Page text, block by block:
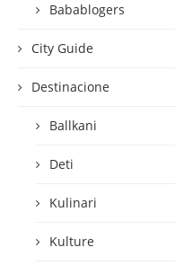
Babablogers
City Guide
Destinacione
Ballkani
Deti
Kulinari
Kulture